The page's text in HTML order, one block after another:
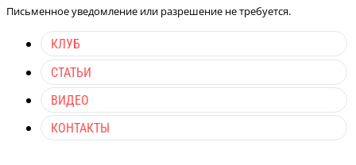
Письменное уведомление или разрешение не требуется.
КЛУБ
СТАТЬИ
ВИДЕО
КОНТАКТЫ